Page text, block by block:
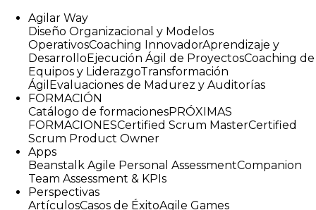
Agilar Way
Diseño Organizacional y Modelos
OperativosCoaching InnovadorAprendizaje y
DesarrolloEjecución Ágil de ProyectosCoaching de
Equipos y LiderazgoTransformación
Ágil Evaluaciones de Madurez y Auditorías
FORMACIÓN
Catálogo de formacionesPRÓXIMAS
FORMACIONESCertified Scrum MasterCertified
Scrum Product Owner
Apps
Beanstalk Agile Personal AssessmentCompanion
Team Assessment & KPIs
Perspectivas
ArtículosCasos de ÉxitoAgile Games